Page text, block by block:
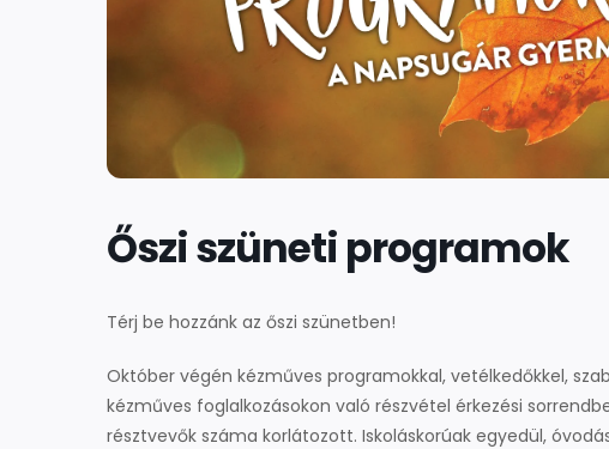
Őszi szüneti programok
Térj be hozzánk az őszi szünetben!
Október végén kézműves programokkal, vetélkedőkkel,
kézműves foglalkozásokon való részvétel érkezési
résztvevők száma korlátozott. Iskoláskorúak egyedül,